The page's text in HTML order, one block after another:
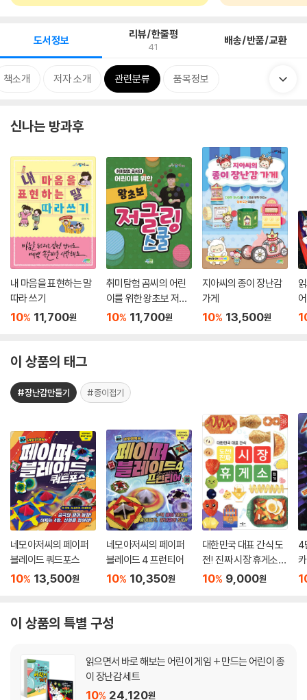
도서정보 리뷰/한줄평
41 배송/반품/교환
책소개 저자 소개 관련분류 품목정보
신나는 방과후
내 마음을 표현하는 말
따라 쓰기
10% 11,700원
취미탐험 곰씨의 어린
이를 위한 왕초보 저글
링 스쿨
10% 11,700원
지아씨의 종이 장난감
가게
10% 13,500원
이 상품의 태그
#장난감만들기 #종이접기
네모아저씨의 페이퍼
블레이드 쿼드포스
10% 13,500원
네모아저씨의 페이퍼
블레이드 4 프런티어
10% 10,350원
대한민국 대표 간식 도
전! 진짜 시장 휴게소
접기
10% 9,000원
4
이 상품의 특별 구성
읽으면서 바로 해보는 어린이 게임 + 만드는 어린이 종
이 장난감 세트
10% 24,120원